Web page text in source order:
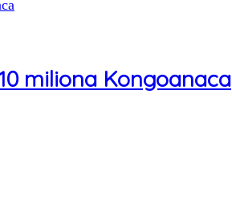
miliona Kongoanaca